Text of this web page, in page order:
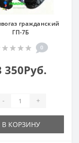
гражданский
ГП-7Б
0
350Руб.
- +
В КОРЗИНУ